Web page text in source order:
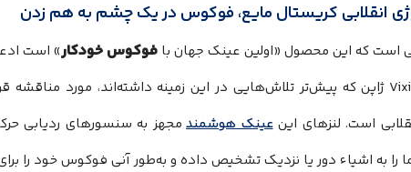
انقلابی کریستال مایع، فوکوس در یک چشم به هم زدن
فوکوس خودکار» است
است. لنزهای اینعینک هوشمند مجهز به سنسورهای ردیابی
را به اشیاء دور یا نزدیک تشخیص داده و به‌طور آنی فوکوس خود را